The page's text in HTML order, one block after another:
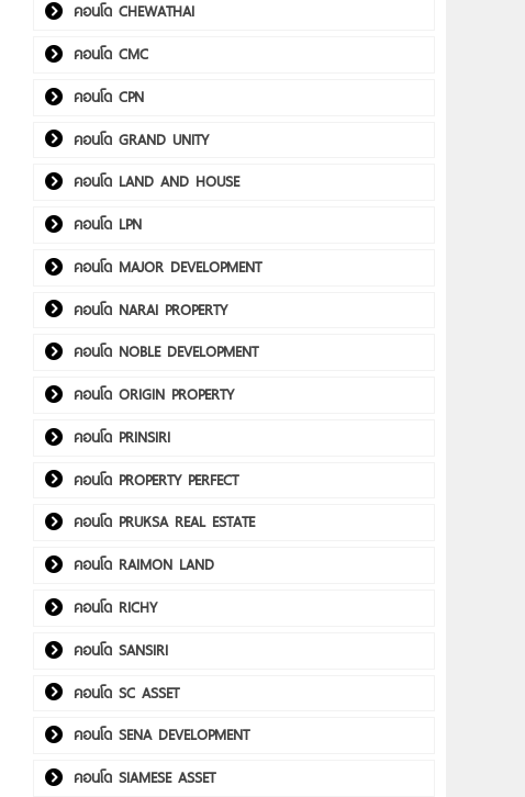
คอนโด CHEWATHAI
คอนโด CMC
คอนโด CPN
คอนโด GRAND UNITY
คอนโด LAND AND HOUSE
คอนโด LPN
คอนโด MAJOR DEVELOPMENT
คอนโด NARAI PROPERTY
คอนโด NOBLE DEVELOPMENT
คอนโด ORIGIN PROPERTY
คอนโด PRINSIRI
คอนโด PROPERTY PERFECT
คอนโด PRUKSA REAL ESTATE
คอนโด RAIMON LAND
คอนโด RICHY
คอนโด SANSIRI
คอนโด SC ASSET
คอนโด SENA DEVELOPMENT
คอนโด SIAMESE ASSET